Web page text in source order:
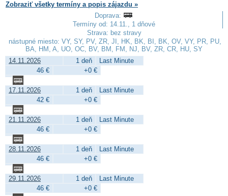
Zobraziť všetky termíny a popis zájazdu »
Doprava:
Termíny od: 14.11., 1 dňové
Strava: bez stravy
nástupné miesto: VY, SY, PV, ZR, JI, HK, BK, BI, BK, OV, VY, PR, PU,
BA, HM, A, UO, OC, BV, BM, FM, NJ, BV, ZR, CR, HU, SY
14.11.2026
1 deň
Last Minute
46 €
+0 €
17.11.2026 1 deň
Last Minute
42 €
+0 €
21.11.2026 1 deň
Last Minute
46 €
+0 €
28.11.2026 1 deň
Last Minute
46 €
+0 €
29.11.2026 1 deň
Last Minute
46 €
+0 €